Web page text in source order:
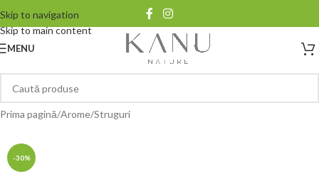
Skip to navigation
Skip to main content
MENU
Prima pagină/Arome/Struguri
-30%